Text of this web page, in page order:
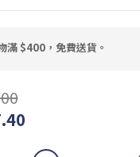
滿 $400，免費送貨。